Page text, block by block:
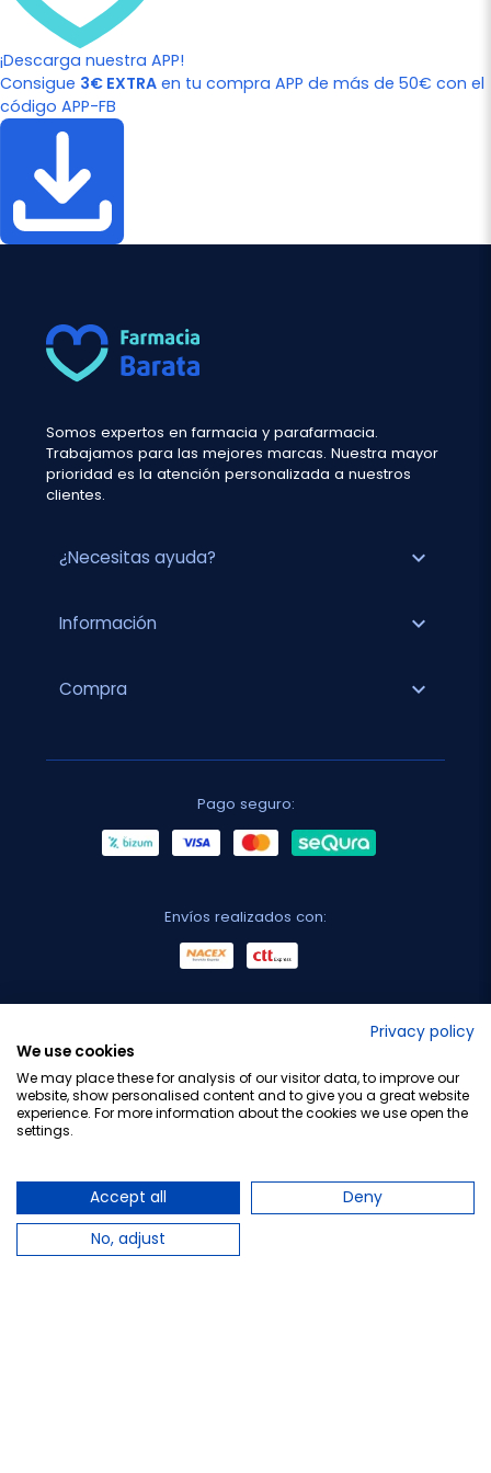
¡Descarga nuestra APP!
Consigue 3€ EXTRA en tu compra APP de más de 50€ con el
código APP-FB
Somos expertos en farmacia y parafarmacia.
Trabajamos para las mejores marcas. Nuestra mayor
prioridad es la atención personalizada a nuestros
clientes.
¿Necesitas ayuda? expand_more
Información expand_more
Compra expand_more
Pago seguro:
Envíos realizados con:
Privacy policy
We use cookies
We may place these for analysis of our visitor data, to improve our
website, show personalised content and to give you a great website
experience. For more information about the cookies we use open the
settings.
Accept all
Deny
No, adjust